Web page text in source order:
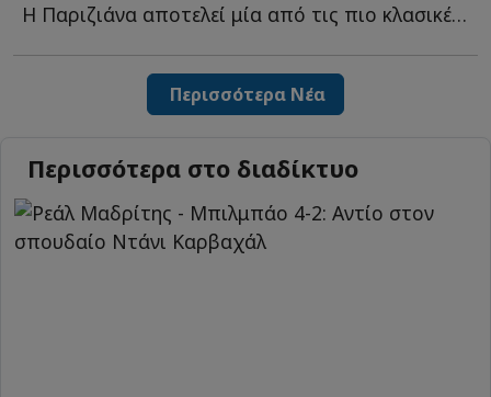
Η Παριζιάνα αποτελεί μία από τις πιο κλασικές ελληνικές τ...
Περισσότερα Νέα
Περισσότερα στο διαδίκτυο